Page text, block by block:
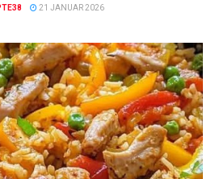
21 JANUAR 2026